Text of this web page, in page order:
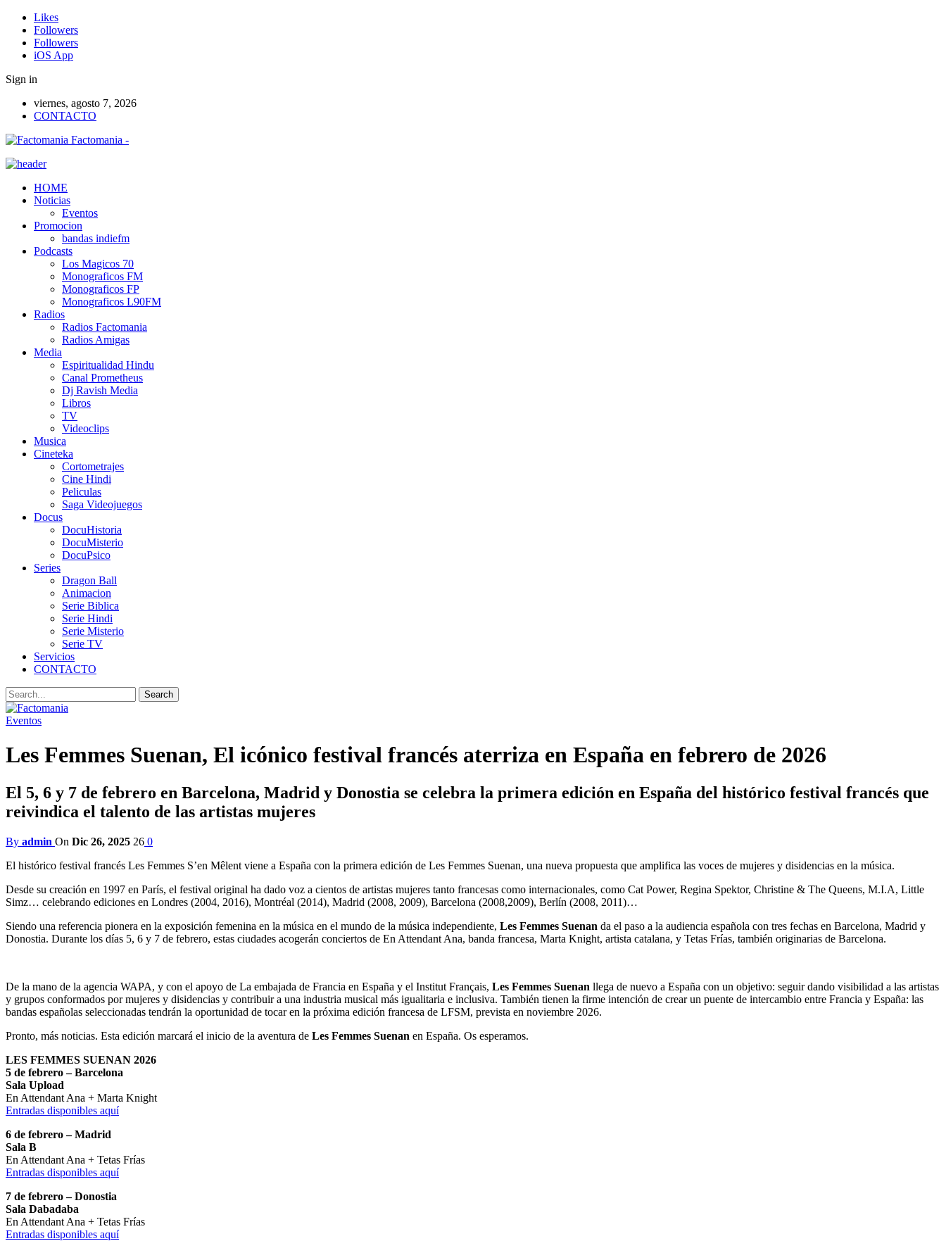
Likes
Followers
Followers
iOS App
Sign in
viernes, agosto 7, 2026
CONTACTO
Factomania -
HOME
Noticias
Eventos
Promocion
bandas indiefm
Podcasts
Los Magicos 70
Monograficos FM
Monograficos FP
Monograficos L90FM
Radios
Radios Factomania
Radios Amigas
Media
Espiritualidad Hindu
Canal Prometheus
Dj Ravish Media
Libros
TV
Videoclips
Musica
Cineteka
Cortometrajes
Cine Hindi
Peliculas
Saga Videojuegos
Docus
DocuHistoria
DocuMisterio
DocuPsico
Series
Dragon Ball
Animacion
Serie Biblica
Serie Hindi
Serie Misterio
Serie TV
Servicios
CONTACTO
Eventos
Les Femmes Suenan, El icónico festival francés aterriza en España en febrero de 2026
El 5, 6 y 7 de febrero en Barcelona, Madrid y Donostia se celebra la primera edición en España del histórico festival francés que
reivindica el talento de las artistas mujeres
By admin On Dic 26, 2025 26 0
El histórico festival francés Les Femmes S’en Mêlent viene a España con la primera edición de Les Femmes Suenan, una nueva propuesta que amplifica las voces de mujeres y disidencias en la música.
Desde su creación en 1997 en París, el festival original ha dado voz a cientos de artistas mujeres tanto francesas como internacionales, como Cat Power, Regina Spektor, Christine & The Queens, M.I.A, Little
Simz… celebrando ediciones en Londres (2004, 2016), Montréal (2014), Madrid (2008, 2009), Barcelona (2008,2009), Berlín (2008, 2011)…
Siendo una referencia pionera en la exposición femenina en la música en el mundo de la música independiente, Les Femmes Suenan da el paso a la audiencia española con tres fechas en Barcelona, Madrid y
Donostia. Durante los días 5, 6 y 7 de febrero, estas ciudades acogerán conciertos de En Attendant Ana, banda francesa, Marta Knight, artista catalana, y Tetas Frías, también originarias de Barcelona.
De la mano de la agencia WAPA, y con el apoyo de La embajada de Francia en España y el Institut Français, Les Femmes Suenan llega de nuevo a España con un objetivo: seguir dando visibilidad a las artistas
y grupos conformados por mujeres y disidencias y contribuir a una industria musical más igualitaria e inclusiva. También tienen la firme intención de crear un puente de intercambio entre Francia y España: las
bandas españolas seleccionadas tendrán la oportunidad de tocar en la próxima edición francesa de LFSM, prevista en noviembre 2026.
Pronto, más noticias. Esta edición marcará el inicio de la aventura de Les Femmes Suenan en España. Os esperamos.
LES FEMMES SUENAN 2026
5 de febrero – Barcelona
Sala Upload
En Attendant Ana + Marta Knight
Entradas disponibles aquí
6 de febrero – Madrid
Sala B
En Attendant Ana + Tetas Frías
Entradas disponibles aquí
7 de febrero – Donostia
Sala Dabadaba
En Attendant Ana + Tetas Frías
Entradas disponibles aquí